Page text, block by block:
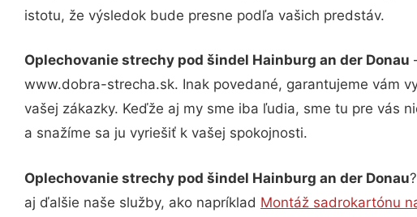
istotu, že výsledok bude presne podľa vašich predstáv.
Oplechovanie strechy pod šindel Hainburg an der Donau
www.dobra-strecha.sk. Inak povedané, garantujeme vám
vašej zákazky. Keďže aj my sme iba ľudia, sme tu pre vás
a snažíme sa ju vyriešiť k vašej spokojnosti.
Oplechovanie strechy pod šindel Hainburg an der Donau
aj ďalšie naše služby, ako napríklad Montáž sadrokartónu